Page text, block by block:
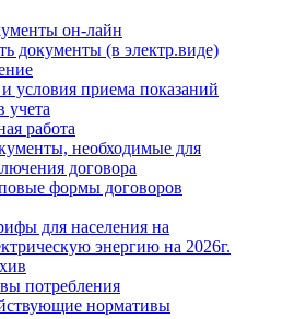
он-лайн
документы (в электр.виде)
условия приема показаний
учета
работа
необходимые для
договора
формы договоров
для населения на
энергию на 2026г.
потребления
нормативы